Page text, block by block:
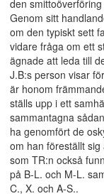
den
Genom sitt
om den typiskt sett
vidare fråga om ett
ägnade att leda till
J.B:s person visar
är honom
ställs upp i ett
sammantagna
ha genomfört de
om han föreställt
som TR:n också
på B-L. och M-L.
C., X. och A-S..